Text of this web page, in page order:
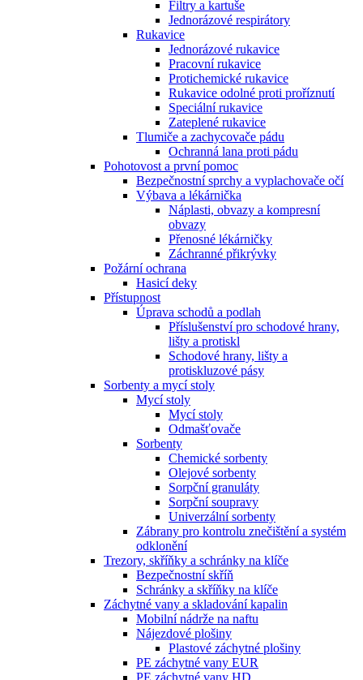
Filtry a kartuše
Jednorázové respirátory
Rukavice
Jednorázové rukavice
Pracovní rukavice
Protichemické rukavice
Rukavice odolné proti proříznutí
Speciální rukavice
Zateplené rukavice
Tlumiče a zachycovače pádu
Ochranná lana proti pádu
Pohotovost a první pomoc
Bezpečnostní sprchy a vyplachovače očí
Výbava a lékárnička
Náplasti, obvazy a kompresní
obvazy
Přenosné lékárničky
Záchranné přikrývky
Požární ochrana
Hasicí deky
Přístupnost
Úprava schodů a podlah
Příslušenství pro schodové hrany,
lišty a protiskl
Schodové hrany, lišty a
protiskluzové pásy
Sorbenty a mycí stoly
Mycí stoly
Mycí stoly
Odmašťovače
Sorbenty
Chemické sorbenty
Olejové sorbenty
Sorpční granuláty
Sorpční soupravy
Univerzální sorbenty
Zábrany pro kontrolu znečištění a systém
odklonění
Trezory, skříňky a schránky na klíče
Bezpečnostní skříň
Schránky a skříňky na klíče
Záchytné vany a skladování kapalin
Mobilní nádrže na naftu
Nájezdové plošiny
Plastové záchytné plošiny
PE záchytné vany EUR
PE záchytné vany HD